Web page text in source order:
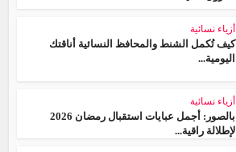
أزياء نسائية
كيف تُكمل الشنط والمحافظ النسائية أناقتك
اليومية...
أزياء نسائية
بالصور: أجمل عبايات استقبال رمضان 2026
لإطلالة راقية...